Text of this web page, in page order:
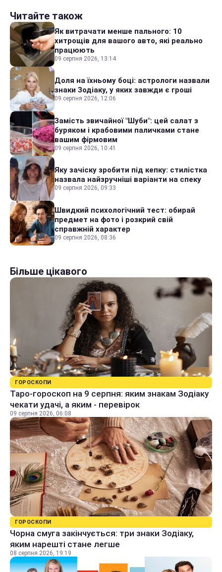
Читайте також
Як витрачати менше пального: 10
хитрощів для вашого авто, які реально
працюють
09 серпня 2026, 13:14
Доля на їхньому боці: астрологи назвали
знаки Зодіаку, у яких завжди є гроші
09 серпня 2026, 12:06
Замість звичайної "Шуби": цей салат з
буряком і крабовими паличками стане
вашим фірмовим
09 серпня 2026, 10:41
Яку зачіску зробити під кепку: стилістка
назвала найзручніші варіанти на спеку
09 серпня 2026, 09:33
Швидкий психологічний тест: обирай
предмет на фото і розкрий свій
справжній характер
09 серпня 2026, 08:36
Більше цікавого
ГОРОСКОПИ
Таро-гороскоп на 9 серпня: яким знакам Зодіаку
чекати удачі, а яким - перевірок
09 серпня 2026, 06:08
ГОРОСКОПИ
Чорна смуга закінчується: три знаки Зодіаку,
яким нарешті стане легше
08 серпня 2026, 19:19